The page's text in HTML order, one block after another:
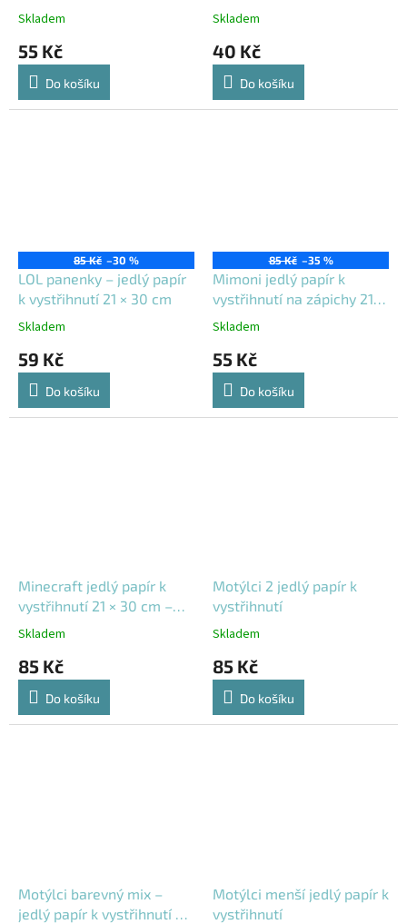
× 30 cm
Skladem
55 Kč
Do košíku
Skladem
40 Kč
Do košíku
85 Kč –30 %
LOL panenky – jedlý papír
k vystřihnutí 21 × 30 cm
Skladem
59 Kč
Do košíku
85 Kč –35 %
Mimoni jedlý papír k
vystřihnutí na zápichy 21 ×
30 cm
Skladem
55 Kč
Do košíku
Minecraft jedlý papír k
vystřihnutí 21 × 30 cm –
zápichy na dort
Skladem
85 Kč
Do košíku
Motýlci 2 jedlý papír k
vystřihnutí
Skladem
85 Kč
Do košíku
Motýlci barevný mix –
jedlý papír k vystřihnutí 21
Motýlci menší jedlý papír k
vystřihnutí